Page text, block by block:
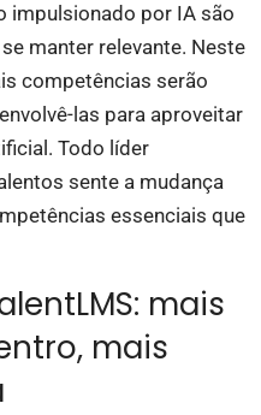
impulsionado por IA são
manter relevante. Neste
competências serão
las para aproveitar
Todo líder
sente a mudança
essenciais que
mais
mais